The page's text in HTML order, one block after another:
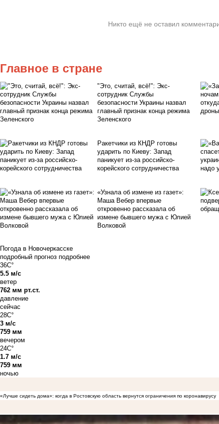
Никто ещё не оставил
Главное в стране
"Это, считай, всё!": Экс-
сотрудник Службы
безопасности Украины назвал
главный признак конца режима
Зеленского
Ракетчики из КНДР готовы
ударить по Киеву: Запад
паникует из-за российско-
корейского сотрудничества
«Узнала об измене из газет»:
Маша Вебер впервые
откровенно рассказала об
измене бывшего мужа с Юлией
Волковой
Погода в Новочеркасске
подробный прогноз подробнее
36C°
5.5 м/с
ветер
762 мм рт.ст.
давление
сейчас
28C°
3 м/с
759 мм
вечером
24C°
1.7 м/с
759 мм
ночью
«Лучше сидеть дома»: когда в Ростовскую область вернутся ограничения по коронавирусу